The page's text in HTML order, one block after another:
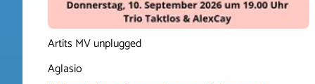
Artits MV unplugged
Aglasio